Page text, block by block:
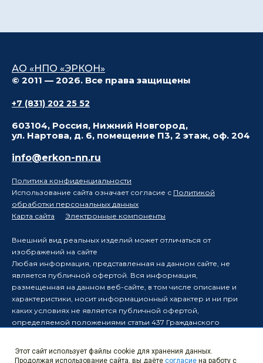
АО «НПО «ЭРКОН»
© 2011 — 2026. Все права защищены
+7 (831) 202 25 52
603104, Россия, Нижний Новгород,
ул. Нартова, д. 6, помещение П3, 2 этаж, оф. 204
info@erkon-nn.ru
Политика конфиденциальности
Использование сайта означает согласие с Политикой
обработки персональных данных
Карта сайта
Электронные компоненты
Внешний вид реальных изделий может отличаться от
изображений на сайте
Любая информация, представленная на данном сайте, не
является публичной офертой. Вся информация,
размещенная на данном веб-сайте, в том числе описание и
характеристики, носит информационный характер и ни при
каких условиях не является публичной офертой,
определяемой положениями статьи 437 Гражданского
Производитель оставляет за собой право в одностороннем
порядке вносить изменения в информацию, размещенную на
Этот сайт использует файлы cookie для хранения данных.
Продолжая использование сайта, вы даёте согласие на работу с